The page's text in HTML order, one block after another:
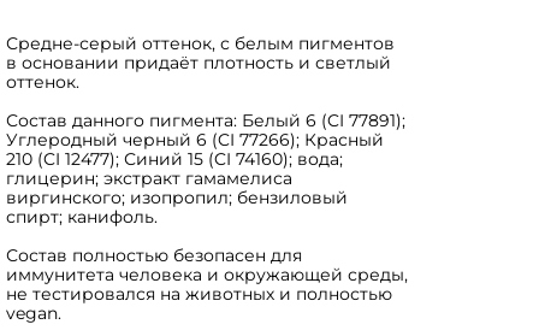
Средне-серый оттенок, с белым пигментов
в основании придаёт плотность и светлый
оттенок.
Состав данного пигмента: Белый 6 (CI 77891);
Углеродный черный 6 (CI 77266); Красный
210 (CI 12477); Синий 15 (CI 74160); вода;
глицерин; экстракт гамамелиса
виргинского; изопропил; бензиловый
спирт; канифоль.
Состав полностью безопасен для
иммунитета человека и окружающей среды,
не тестировался на животных и полностью
vegan.